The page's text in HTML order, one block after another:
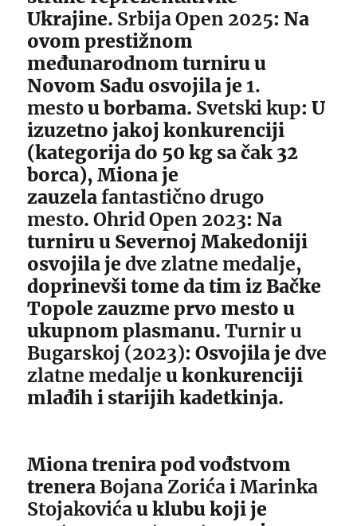
Ukrajine. Srbija Open 2025: Na
ovom prestižnom
međunarodnom turniru u
Novom Sadu osvojila je 1.
mestou borbama. Svetski kup: U
izuzetno jakoj konkurenciji
(kategorija do 50 kg sa čak 32
borca), Miona je
zauzelafantastično drugo
mesto.Ohrid Open 2023: Na
turniru u Severnoj Makedoniji
osvojila jedve zlatne medalje,
doprinevši tome da tim iz Bačke
Topole zauzme prvo mesto u
ukupnom plasmanu.Turnir u
Bugarskoj (2023): Osvojila jedve
zlatne medalje u konkurenciji
mlađih i starijih kadetkinja.
Miona trenira pod vođstvom
treneraBojana ZorićaiMarinka
Stojakovićau klubu koji je